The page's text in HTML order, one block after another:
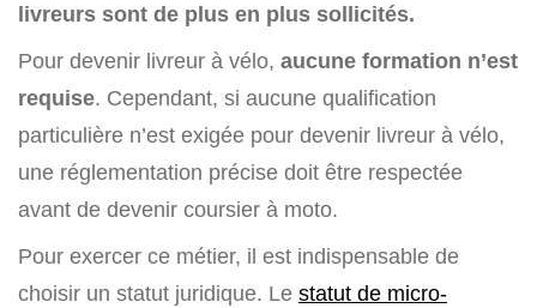
livreurs sont de plus en plus sollicités.
Pour devenir livreur à vélo, aucune formation n’est
requise. Cependant, si aucune qualification
particulière n’est exigée pour devenir livreur à vélo,
une réglementation précise doit être respectée
avant de devenir coursier à moto.
Pour exercer ce métier, il est indispensable de
choisir un statut juridique. Le statut de micro-